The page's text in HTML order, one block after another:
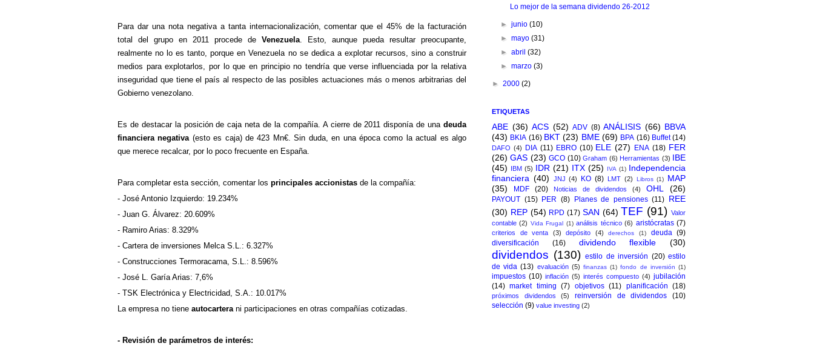
Para dar una nota negativa a tanta internacionalización, comentar que el 45% de la facturación
total del grupo en 2011 procede de Venezuela . Esto, aunque pueda resultar preocupante,
realmente no lo es tanto, porque en Venezuela no se dedica a explotar recursos, sino a construir
medios para explotarlos, por lo que en principio no tendría que verse influenciada por la relativa
inseguridad que tiene el país al respecto de las posibles actuaciones más o menos arbitrarias del
Gobierno venezolano.
Es de destacar la posición de caja neta de la compañía. A cierre de 2011 disponía de una deuda
financiera negativa (esto es caja) de 423 Mn€. Sin duda, en una época como la actual es algo
que merece recalcar, por lo poco frecuente en España.
Para completar esta sección, comentar los principales accionistas de la compañía:
- José Antonio Izquierdo: 19.234%
- Juan G. Álvarez: 20.609%
- Ramiro Arias: 8.329%
- Cartera de inversiones Melca S.L.: 6.327%
- Construcciones Termoracama, S.L.: 8.596%
- José L. Garía Arias: 7,6%
- TSK Electrónica y Electricidad, S.A.: 10.017%
La empresa no tiene autocartera ni participaciones en otras compañías cotizadas.
- Revisión de parámetros de interés:
Lo mejor de la semana dividendo 26-2012
►junio(10)
►mayo(31)
►abril(32)
►marzo(3)
► 2000 (2)
ETIQUETAS
ABE (36) ACS (52) ADV (8) ANÁLISIS (66) BBVA
(43) BKIA (16) BKT (23) BME (69) BPA (16) Buffet (14)
DAFO (4) DIA (11) EBRO (10) ELE (27) ENA (18) FER
(26) GAS (23) GCO (10) Graham (6) Herramientas (3) IBE
(45) IBM (5) IDR (21) ITX (25) IVA (1) Independencia
financiera (40) JNJ (4) KO (8) LMT (2) Libros (1)
MAP
(35)
MDF (20) Noticias de dividendos (4) OHL (26)
PAYOUT (15) PER (8) Planes de pensiones (11) REE
(30) REP (54) RPD (17) SAN (64) TEF (91) Valor
contable (2) Vida Frugal (1) análisis técnico (6) aristócratas (7)
criterios de venta (3) depósito (4) derechos (1) deuda (9)
diversificación
(16) dividendo flexible (30)
dividendos (130) estilo de inversión (20) estilo
de vida (13) evaluación (5) finanzas (1) fondo de inversión (1)
impuestos (10) inflación (5) interés compuesto (4) jubilación
(14) market timing (7) objetivos (11) planificación (18)
próximos dividendos (5) reinversión de dividendos
(10)
selección (9) value investing (2)